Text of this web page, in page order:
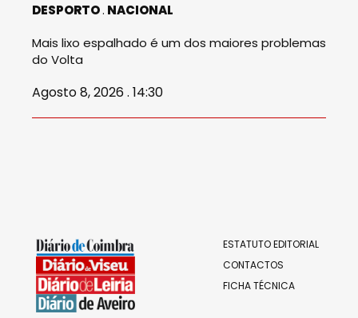
DESPORTO NACIONAL
Mais lixo espalhado é um dos maiores problemas
do Volta
Agosto 8, 2026 . 14:30
ESTATUTO EDITORIAL
CONTACTOS
FICHA TÉCNICA